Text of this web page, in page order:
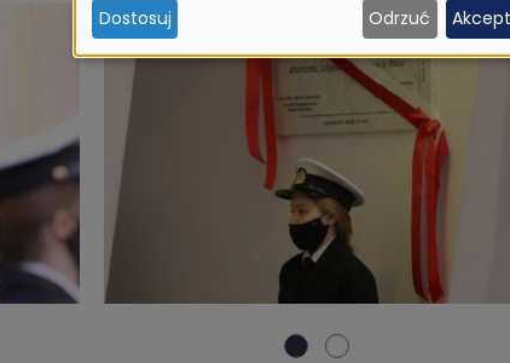
i
ciasteczek
Dostosuj Odrzuć